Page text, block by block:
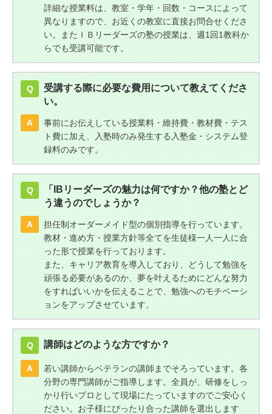
詳細な授業料は、教室・学年・回数・コースによって
異なりますので、お近くの教室に直接お問合せくださ
い。またＩＢリーダーズの塾の授業は、週1回1教科か
らでも受講可能です。
Q
受講する際に必要な費用について教えてくださ
い。
A
事前にお伝えしている授業料・維持費・教材費・テス
ト費に加え、入塾時のみ発生する入塾金・システム登
録料のみです。
Q
「IBリーダーズの魅力は何ですか？他の塾とど
う違うのでしょうか？
A
担任制オーダーメイド型の個別指導を行っています。
教材・進め方・授業方針等全てを生徒様一人一人に合
った形で授業を行っております。
また、キャリア教育を導入しており、どうして勉強を
頑張る必要があるのか、夢を叶えるためにどんな努力
をすればいいかを伝えることで、勉強へのモチベーシ
ョンをアップさせています。
Q 講師はどのような方ですか？
A
若い講師からベテランの講師までそろっています。各
分野の専門講師がご指導します。全員が、研修をしっ
かり行いプロとして現場にたっていますのでご安心く
ださい。お子様にぴったり合った講師を選出します